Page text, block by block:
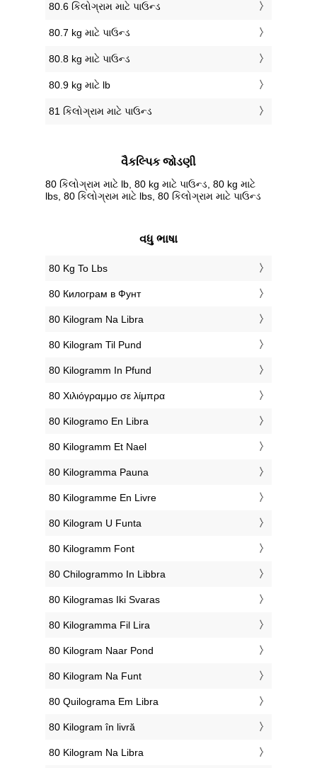
80.6 કિલોગ્રામ માટે પાઉન્ડ
80.7 kg માટે પાઉન્ડ
80.8 kg માટે પાઉન્ડ
80.9 kg માટે lb
81 કિલોગ્રામ માટે પાઉન્ડ
વૈકલ્પિક જોડણી
80 કિલોગ્રામ માટે lb, 80 kg માટે પાઉન્ડ, 80 kg માટે
lbs, 80 કિલોગ્રામ માટે lbs, 80 કિલોગ્રામ માટે પાઉન્ડ
વધુ ભાષા
‎80 Kg To Lbs
‎80 Килограм в Фунт
‎80 Kilogram Na Libra
‎80 Kilogram Til Pund
‎80 Kilogramm In Pfund
‎80 Χιλιόγραμμο σε λίμπρα
‎80 Kilogramo En Libra
‎80 Kilogramm Et Nael
‎80 Kilogramma Pauna
‎80 Kilogramme En Livre
‎80 Kilogram U Funta
‎80 Kilogramm Font
‎80 Chilogrammo In Libbra
‎80 Kilogramas Iki Svaras
‎80 Kilogramma Fil Lira
‎80 Kilogram Naar Pond
‎80 Kilogram Na Funt
‎80 Quilograma Em Libra
‎80 Kilogram în livră
‎80 Kilogram Na Libra